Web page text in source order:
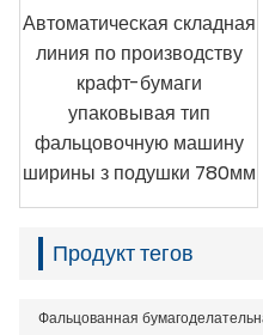
Автоматическая складная
линия по производству
крафт-бумаги
упаковывая тип
фальцовочную машину
ширины з подушки 780мм
Продукт тегов
Фальцованная